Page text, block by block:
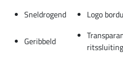
Sneldrogend
Logo
Geribbeld
ritssluiting